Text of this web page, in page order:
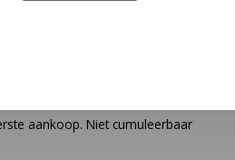
aankoop. Niet cumuleerbaar